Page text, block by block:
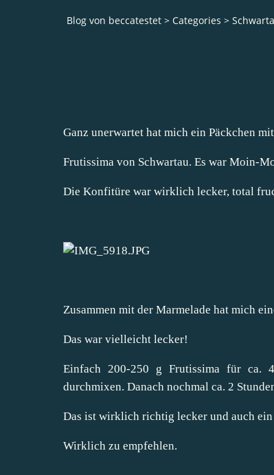
Blog von beccatestet > Categories >
Ganz unerwartet hat mich ein Päckchen
Frutissima von Schwartau. Es war Moin-
Die Konfitüre war wirklich lecker, total
Zusammen mit der Marmelade hat mich
Das war vielleicht lecker!
Einfach 200-250 g Frutissima für ca.
durchmixen. Danach nochmal ca. 2
Das ist wirklich richtig lecker und auch ein
Wirklich zu empfehlen.